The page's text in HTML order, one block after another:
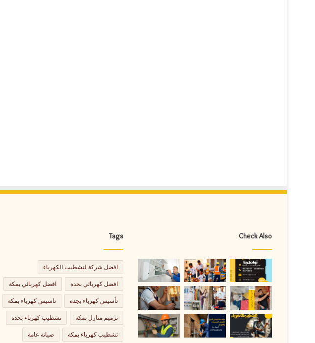
Check Also
Tags
افضل شركة لتشطيب الكهرباء
افضل كهربائي بجدة افضل كهربائي بمكة
تأسيس كهرباء بجدة تاسيس كهرباء بمكة
ترميم منازل بمكة تشطيب كهرباء بجدة
تشطيب كهرباء بمكة صيانة عامة